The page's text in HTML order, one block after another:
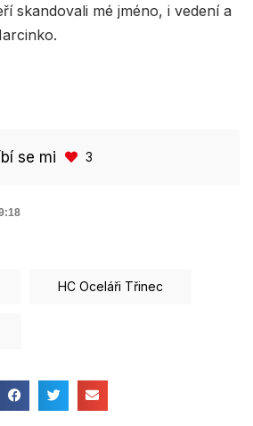
skandovali mé jméno, i vedení a
se mi 3
HC Oceláři Třinec